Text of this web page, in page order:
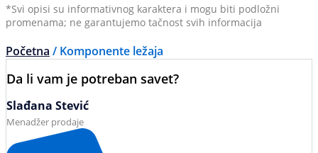
*Svi opisi su informativnog karaktera i mogu biti podložni
promenama; ne garantujemo tačnost svih informacija
Početna / Komponente ležaja
Da li vam je potreban savet?
Slađana Stević
Menadžer prodaje